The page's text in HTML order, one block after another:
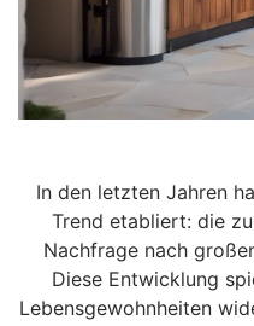
In den letzten Jahren
Trend etabliert: die
Nachfrage nach
Diese Entwicklung
Lebensgewohnheiten